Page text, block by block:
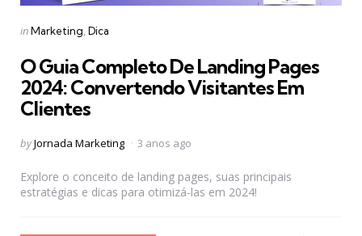
Categories
Posted
inMarketing Dica
O Guia Completo De Landing Pages
2024: Convertendo Visitantes Em
Clientes
Posted
byJornada Marketing 3 anos ago
Explore o conceito de landing pages, suas principais
estratégias e dicas para otimizá-las em 2024!